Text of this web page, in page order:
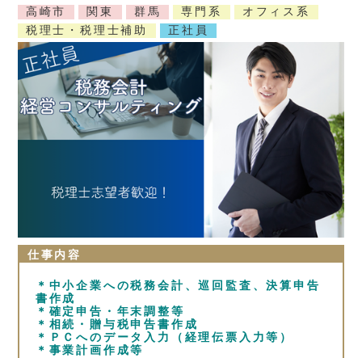
高崎市 関東 群馬 専門系
オフィス系
税理士・税理士補助
正社員
仕事内容
＊中小企業への税務会計、巡回監査、決算申告
書作成
＊確定申告・年末調整等
＊相続・贈与税申告書作成
＊ＰＣへのデータ入力（経理伝票入力等）
＊事業計画作成等